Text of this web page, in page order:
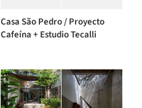
Casa São Pedro / Proyecto
Cafeína + Estudio Tecalli